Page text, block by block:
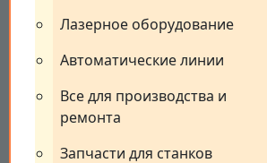
Лазерное оборудование
Автоматические линии
Все для производства и
ремонта
Запчасти для станков